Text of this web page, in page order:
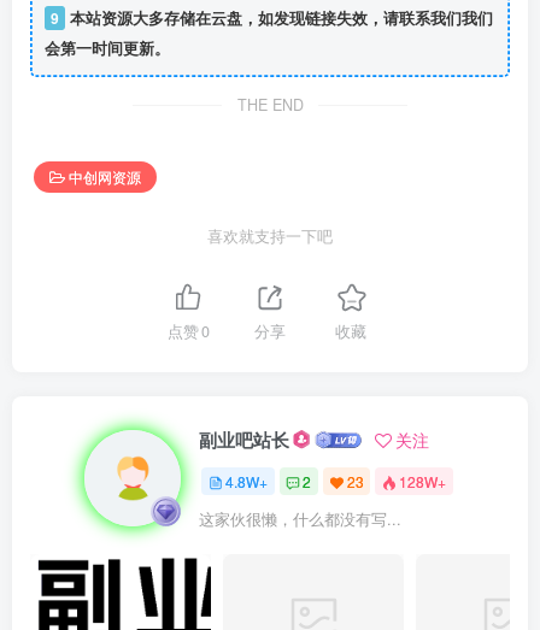
9 本站资源大多存储在云盘，如发现链接失效，请联系我们我们
会第一时间更新。
THE END
中创网资源
喜欢就支持一下吧
点赞0 分享 收藏
副业吧站长 关注
4.8W+ 2 23 128W+
这家伙很懒，什么都没有写...